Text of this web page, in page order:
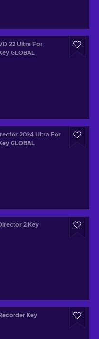
22 Ultra For
GLOBAL
2024 Ultra For
GLOBAL
2 Key
Key